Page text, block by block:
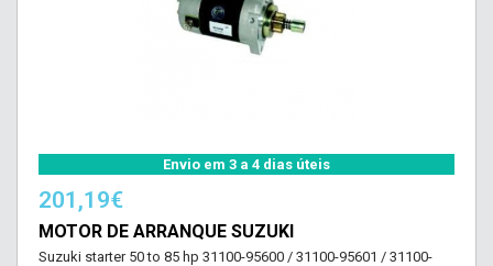
Envio em 3 a 4 dias úteis
201,19€
MOTOR DE ARRANQUE SUZUKI
Suzuki starter 50 to 85 hp 31100-95600 / 31100-95601 / 31100-